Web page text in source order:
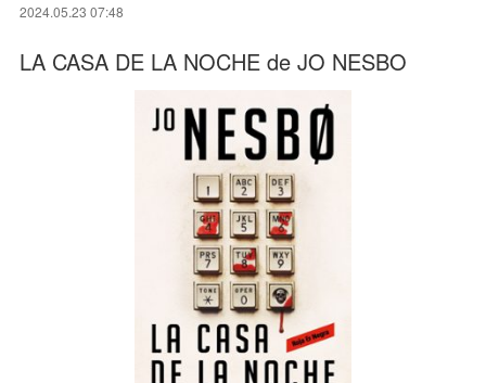
2024.05.23 07:48
LA CASA DE LA NOCHE de JO NESBO